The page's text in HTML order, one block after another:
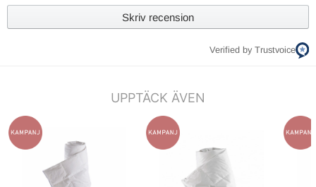
Skriv recension
Verified by Trustvoice
UPPTÄCK ÄVEN